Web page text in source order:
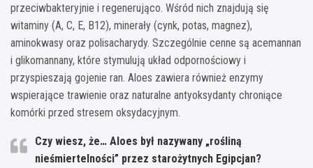
przeciwbakteryjnie i regenerująco. Wśród nich znajdują się
witaminy (A, C, E, B12), minerały (cynk, potas, magnez),
aminokwasy oraz polisacharydy. Szczególnie cenne są acemannan
i glikomannany, które stymulują układ odpornościowy i
przyspieszają gojenie ran. Aloes zawiera również enzymy
wspierające trawienie oraz naturalne antyoksydanty chroniące
komórki przed stresem oksydacyjnym.
Czy wiesz, że… Aloes był nazywany „rośliną
nieśmiertelności” przez starożytnych Egipcjan?